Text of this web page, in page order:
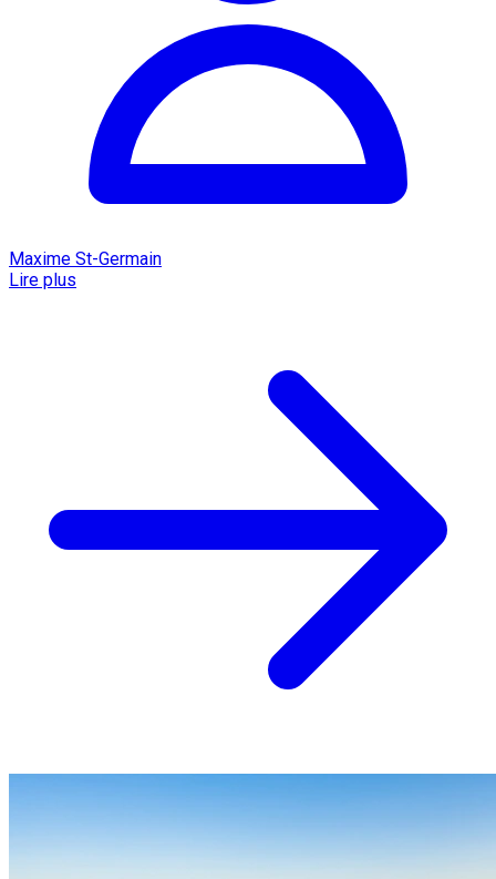
Maxime St-Germain
Lire plus